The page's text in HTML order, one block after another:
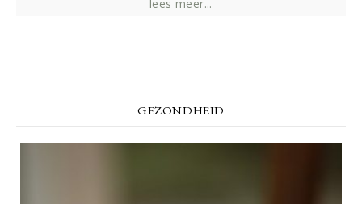
lees meer...
GEZONDHEID